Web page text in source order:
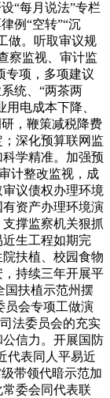
“每月说法”专栏
例“空转”“沉
做。听取审议规
察监视、审计监
专项，多项建议
统、“两茶两
电成本下降、
，鞭策减税降费
深化预算联网监
学精准。加强预
计整改监视，成
议债权办理环境
资产办理环境演
撑监察机关狠抓
生工程如期完
扶植、校园食物
持续三年开展平
国扶植示范州摆
员会专项工做演
法委员会的充实
信力。开展国防
代表同人平易近
带领代暗示范加
委会同代表联